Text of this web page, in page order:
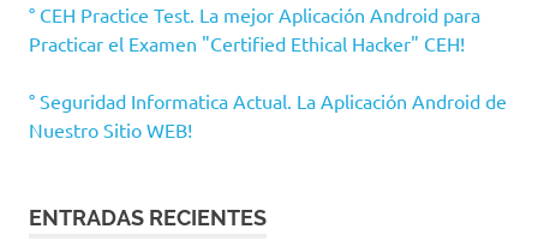
° CEH Practice Test. La mejor Aplicación Android para
Practicar el Examen "Certified Ethical Hacker" CEH!
° Seguridad Informatica Actual. La Aplicación Android de
Nuestro Sitio WEB!
ENTRADAS RECIENTES